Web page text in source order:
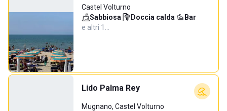
Castel Volturno
Sabbiosa· Doccia calda· Bar·
e altri 1…
Lido Palma Rey
Mugnano, Castel Volturno